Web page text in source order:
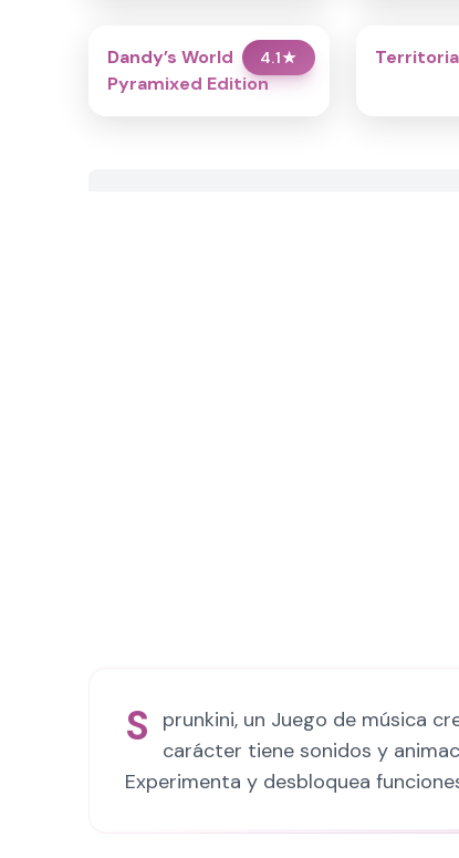
4.1★
Dandy’s World
Pyramixed Edition
S
prunkini, un Juego de música
carácter tiene sonidos y
Experimenta y desbloquea